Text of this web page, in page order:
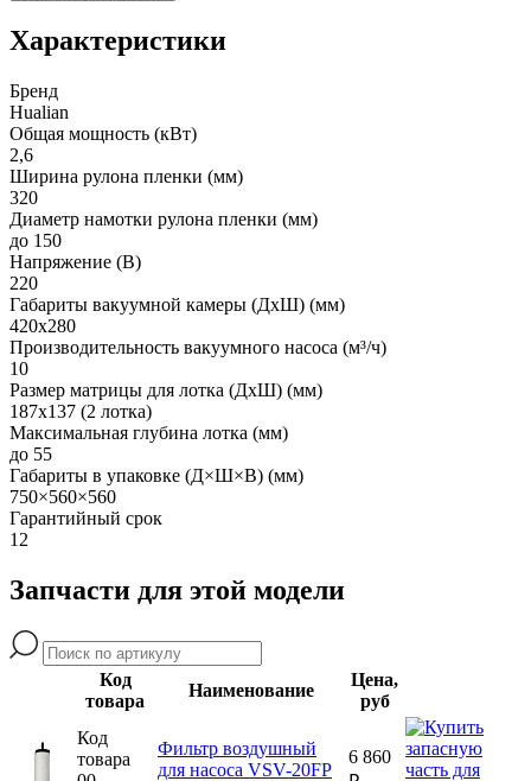
Характеристики
Бренд
Hualian
Общая мощность (кВт)
2,6
Ширина рулона пленки (мм)
320
Диаметр намотки рулона пленки (мм)
до 150
Напряжение (В)
220
Габариты вакуумной камеры (ДхШ) (мм)
420х280
Производительность вакуумного насоса (м³/ч)
10
Размер матрицы для лотка (ДхШ) (мм)
187х137 (2 лотка)
Максимальная глубина лотка (мм)
до 55
Габариты в упаковке (Д×Ш×В) (мм)
750×560×560
Гарантийный срок
12
Запчасти для этой модели
Код
товара
Наименование
Цена,
руб
Код
товара
Фильтр воздушный
для насоса VSV-20FP
6 860